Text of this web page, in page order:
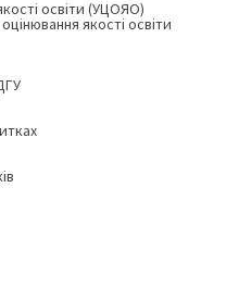
освіти (УЦОЯО)
якості освіти